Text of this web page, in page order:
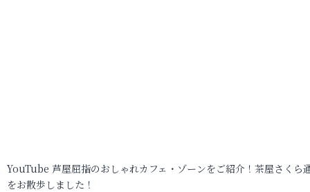
YouTube 芦屋屈指のおしゃれカフェ・ゾーンをご紹介！茶屋さくら
をお散歩しました！